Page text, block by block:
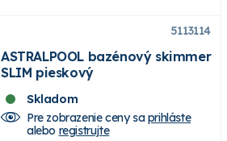
5113114
ASTRALPOOL bazénový skimmer
SLIM pieskový
Skladom
Pre zobrazenie ceny saprihláste
alebo registrujte